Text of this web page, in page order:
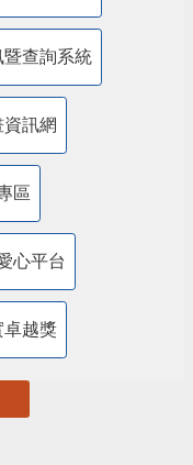
查詢系統
訊網
區
心平台
卓越獎